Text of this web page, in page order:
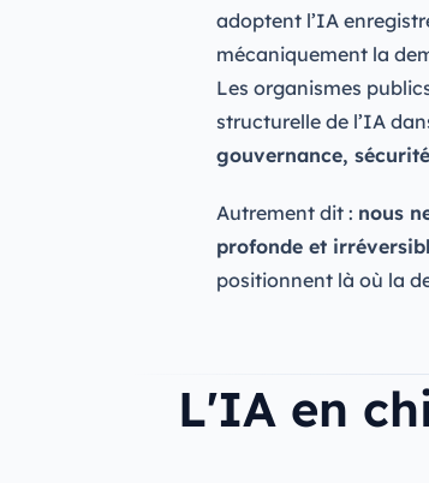
adoptent l’IA
mécaniquement la
Les organismes
structurelle de l’IA
gouvernance,
Autrement dit : nous
profonde et
positionnent là où la
L'IA en